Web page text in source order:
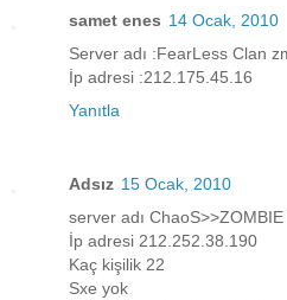
samet enes 14 Ocak, 2010
Server adı :FearLess Clan
İp adresi :212.175.45.16
Yanıtla
Adsız 15 Ocak, 2010
server adı
İp adresi 212.252.38.190
Kaç kişilik 22
Sxe yok